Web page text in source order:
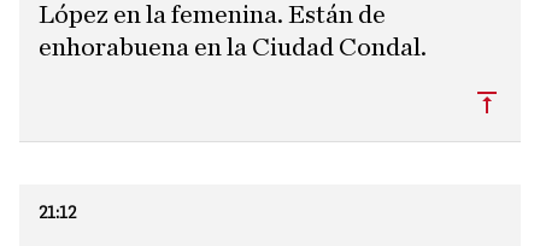
López en la femenina. Están de
enhorabuena en la Ciudad Condal.
21:12